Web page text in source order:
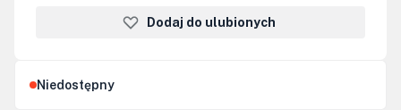
Dodaj do ulubionych
Niedostępny